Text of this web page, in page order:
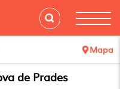
Mapa
de Prades